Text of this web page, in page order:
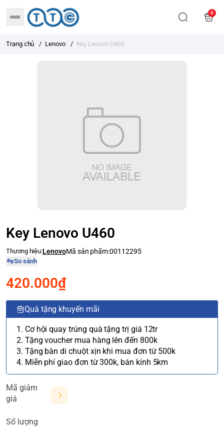
0
Trang chủ / Lenovo / Key Lenovo U460
Key Lenovo U460
Thương hiệu:LenovoMã sản phẩm:00112295
So sánh
420.000₫
Quà tặng khuyến mãi
1. Cơ hội quay trúng quà tặng trị giá 12tr
2. Tặng voucher mua hàng lên đến 800k
3. Tặng bàn di chuột xịn khi mua đơn từ 500k
4. Miễn phí giao đơn từ 300k, bán kính 5km
Mã giảm
giá
Số lượng